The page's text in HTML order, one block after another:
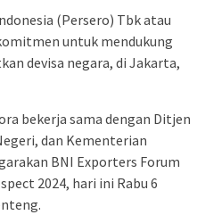
(Persero) Tbk atau
untuk mendukung
devisa negara, di Jakarta,
bekerja sama dengan Ditjen
dan Kementerian
BNI Exporters Forum
2024, hari ini Rabu 6